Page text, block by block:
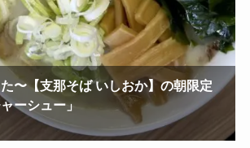
〜【支那そば いしおか】の朝限定
ャーシュー」